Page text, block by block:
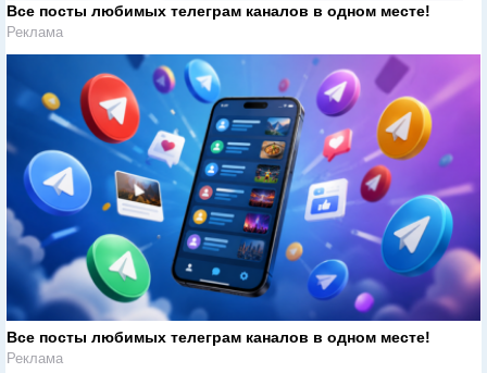
Все посты любимых телеграм каналов в одном месте!
Реклама
Все посты любимых телеграм каналов в одном месте!
Реклама